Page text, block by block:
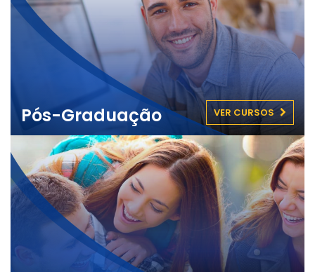
Pós-Graduação VER CURSOS